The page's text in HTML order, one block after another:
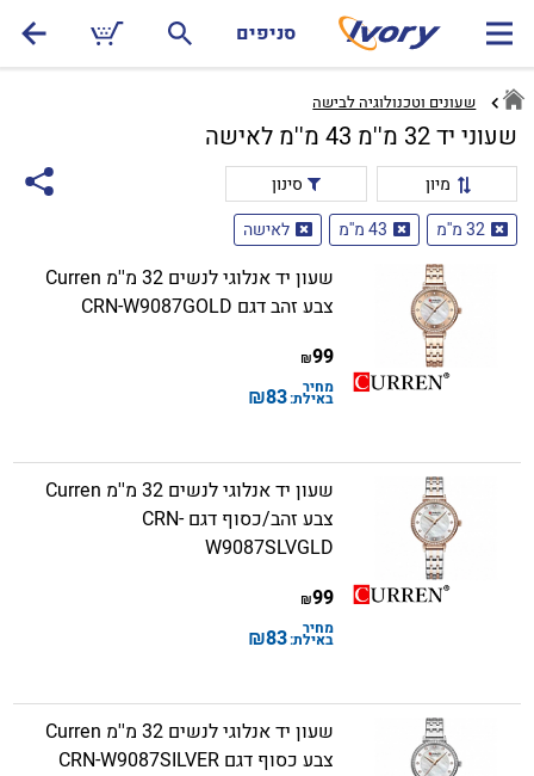
סניפים
שעונים וטכנולוגיה לבישה
שעוני יד 32 מ''מ 43 מ''מ לאישה
מיון
סינון
32 מ''מ
43 מ''מ לאישה
שעון יד אנלוגי לנשים 32 מ''מ Curren
צבע זהב דגם CRN-W9087GOLD
99
₪
מחיר
באילת:83
₪
שעון יד אנלוגי לנשים 32 מ''מ Curren
צבע זהב/כסוף דגם CRN-
W9087SLVGLD
99
₪
מחיר
באילת:83
₪
שעון יד אנלוגי לנשים 32 מ''מ Curren
צבע כסוף דגם CRN-W9087SILVER